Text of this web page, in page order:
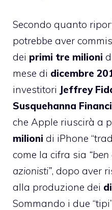
Secondo quanto
potrebbe aver
dei primi tre milioni
mese di dicembre
investitori Jeffrey
Susquehanna
che Apple riuscirà a
milioni di iPhone
come la cifra sia
azionisti”, dopo aver
alla produzione dei
Sommando i due